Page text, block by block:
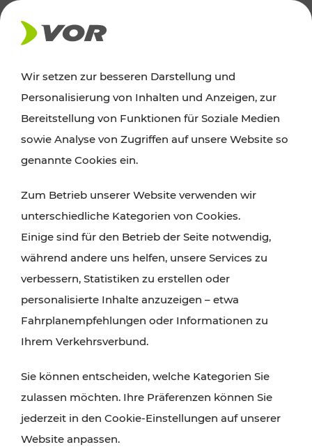
AKTUELLES
Ausflugstipps
Wien, Niederösterreich und das Burgenland
Wanderungen, Kultur und Gastronomie,
Radtouren oder purer Naturgenuss – viele
Attraktionen sind mit den Ticket- und Fahrplan-
Angeboten des VOR gut und schnell erreichbar.
Wir setzen zur besseren Darstellung und
Personalisierung von Inhalten und Anzeigen, zur
Bereitstellung von Funktionen für Soziale Medien
sowie Analyse von Zugriffen auf unsere Website so
genannte Cookies ein.
Zum Betrieb unserer Website verwenden wir
unterschiedliche Kategorien von Cookies.
Einige sind für den Betrieb der Seite notwendig,
während andere uns helfen, unsere Services zu
verbessern, Statistiken zu erstellen oder
personalisierte Inhalte anzuzeigen – etwa
Fahrplanempfehlungen oder Informationen zu
Ihrem Verkehrsverbund.
Sie können entscheiden, welche Kategorien Sie
zulassen möchten. Ihre Präferenzen können Sie
jederzeit in den Cookie-Einstellungen auf unserer
Website anpassen.